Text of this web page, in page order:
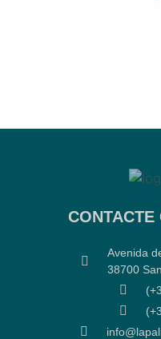
CONTACTE
Avenida
38700